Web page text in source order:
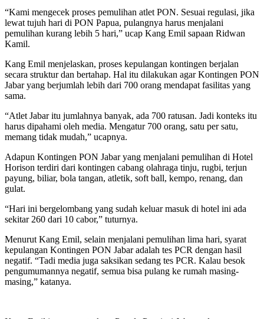
“Kami mengecek proses pemulihan atlet PON. Sesuai regulasi, jika
lewat tujuh hari di PON Papua, pulangnya harus menjalani
pemulihan kurang lebih 5 hari,” ucap Kang Emil sapaan Ridwan
Kamil.
Kang Emil menjelaskan, proses kepulangan kontingen berjalan
secara struktur dan bertahap. Hal itu dilakukan agar Kontingen PON
Jabar yang berjumlah lebih dari 700 orang mendapat fasilitas yang
sama.
“Atlet Jabar itu jumlahnya banyak, ada 700 ratusan. Jadi konteks itu
harus dipahami oleh media. Mengatur 700 orang, satu per satu,
memang tidak mudah,” ucapnya.
Adapun Kontingen PON Jabar yang menjalani pemulihan di Hotel
Horison terdiri dari kontingen cabang olahraga tinju, rugbi, terjun
payung, biliar, bola tangan, atletik, soft ball, kempo, renang, dan
gulat.
“Hari ini bergelombang yang sudah keluar masuk di hotel ini ada
sekitar 260 dari 10 cabor,” tuturnya.
Menurut Kang Emil, selain menjalani pemulihan lima hari, syarat
kepulangan Kontingen PON Jabar adalah tes PCR dengan hasil
negatif. “Tadi media juga saksikan sedang tes PCR. Kalau besok
pengumumannya negatif, semua bisa pulang ke rumah masing-
masing,” katanya.